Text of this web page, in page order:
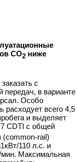
CO2 ниже
с
передач, в варианте
Особо
расходует всего 4,5
и выделяет
CDTI с общей
(common-rail)
110 л.с. и
Максимальная